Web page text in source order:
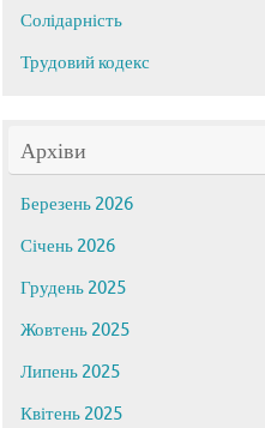
Солідарність
Трудовий кодекс
Архіви
Березень 2026
Січень 2026
Грудень 2025
Жовтень 2025
Липень 2025
Квітень 2025